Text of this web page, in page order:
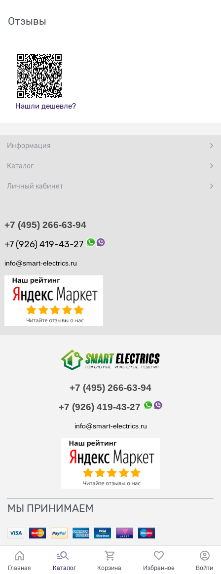
Отзывы
Нашли дешевле?
Информация
Каталог
Личный кабинет
+7 (495) 266-63-94
+7 (926) 419-43-27
info@smart-electrics.ru
+7 (495) 266-63-94
+7 (926) 419-43-27
info@smart-electrics.ru
МЫ ПРИНИМАЕМ
Главная Каталог Корзина Избранное Войти